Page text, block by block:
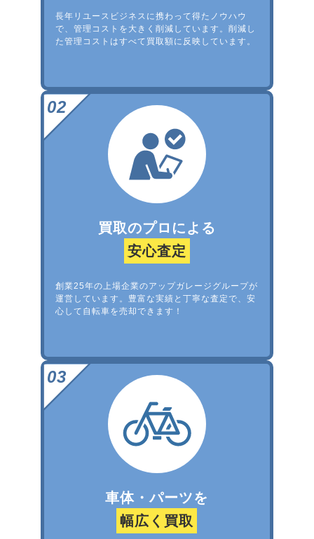
長年リユースビジネスに携わって得たノウハウ
で、管理コストを大きく削減しています。削減し
た管理コストはすべて買取額に反映しています。
買取のプロによる
安心査定
創業25年の上場企業のアップガレージグループが
運営しています。豊富な実績と丁寧な査定で、安
心して自転車を売却できます！
車体・パーツを
幅広く買取